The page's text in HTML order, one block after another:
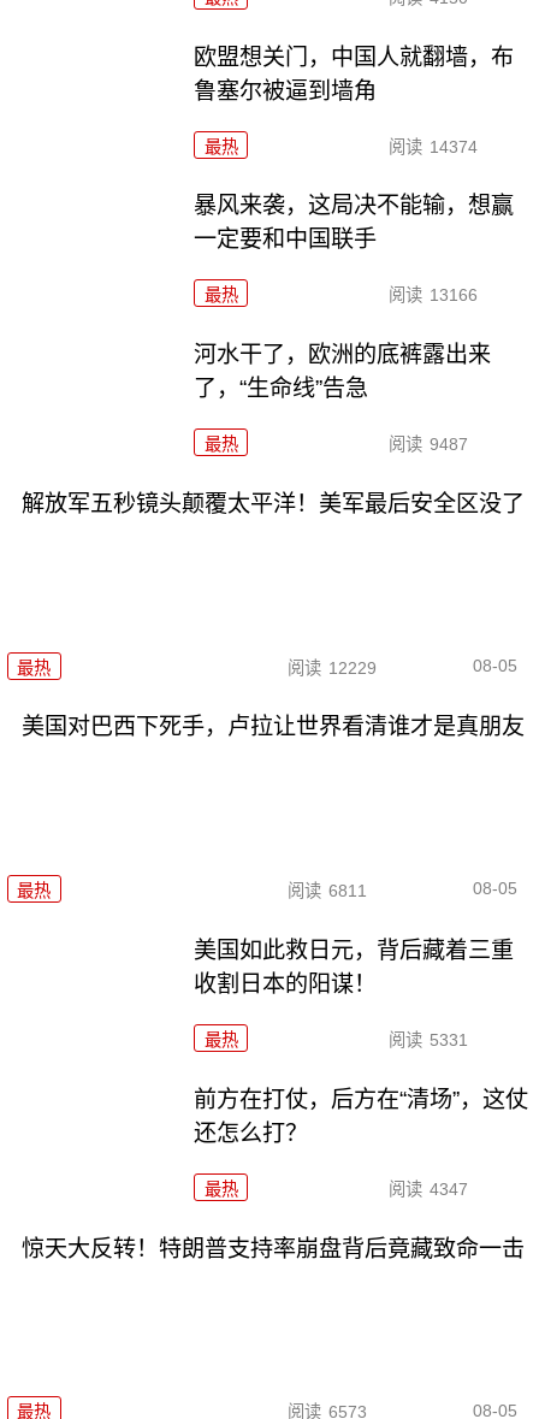
欧盟想关门，中国人就翻墙，布
鲁塞尔被逼到墙角
最热 阅读 14374
暴风来袭，这局决不能输，想赢
一定要和中国联手
最热 阅读 13166
河水干了，欧洲的底裤露出来
了，“生命线”告急
最热 阅读 9487
解放军五秒镜头颠覆太平洋！美军最后安全区没了
最热 阅读 12229 08-05
美国对巴西下死手，卢拉让世界看清谁才是真朋友
最热 阅读 6811 08-05
美国如此救日元，背后藏着三重
收割日本的阳谋！
最热 阅读 5331
前方在打仗，后方在“清场”，这仗
还怎么打？
最热 阅读 4347
惊天大反转！特朗普支持率崩盘背后竟藏致命一击
最热 阅读 6573 08-05